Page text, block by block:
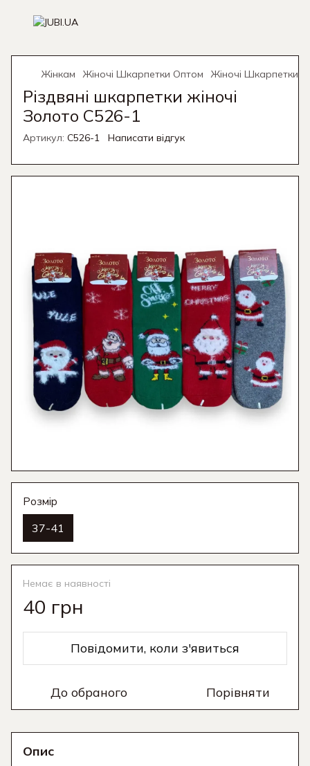
Жінкам Жіночі Шкарпетки Оптом Жіночі Шкарпетки
Різдвяні шкарпетки жіночі
Золото C526-1
Артикул: C526-1 Написати відгук
Розмір
37-41
Немає в наявності
40 грн
Повідомити, коли з'явиться
До обраного Порівняти
Опис